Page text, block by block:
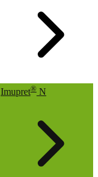
Imupret® N